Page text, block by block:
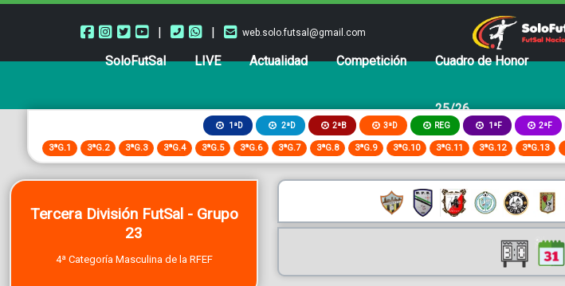
| | web.solo.futsal@gmail.com
SoloFutSal LIVE Actualidad Competición Cuadro de Honor
25/26
1ªD 2ªD 2ªB 3ªD REG 1ªF 2ªF
3ªG.1 3ªG.2 3ªG.3 3ªG.4 3ªG.5 3ªG.6 3ªG.7 3ªG.8 3ªG.9 3ªG.10 3ªG.11 3ªG.12 3ªG.13
Tercera División FutSal - Grupo
23
4ª Categoría Masculina de la RFEF